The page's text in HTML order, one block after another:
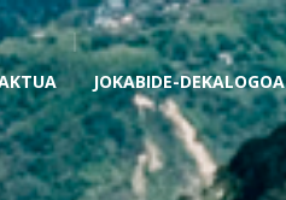
JOKABIDE-DEKALOGOA